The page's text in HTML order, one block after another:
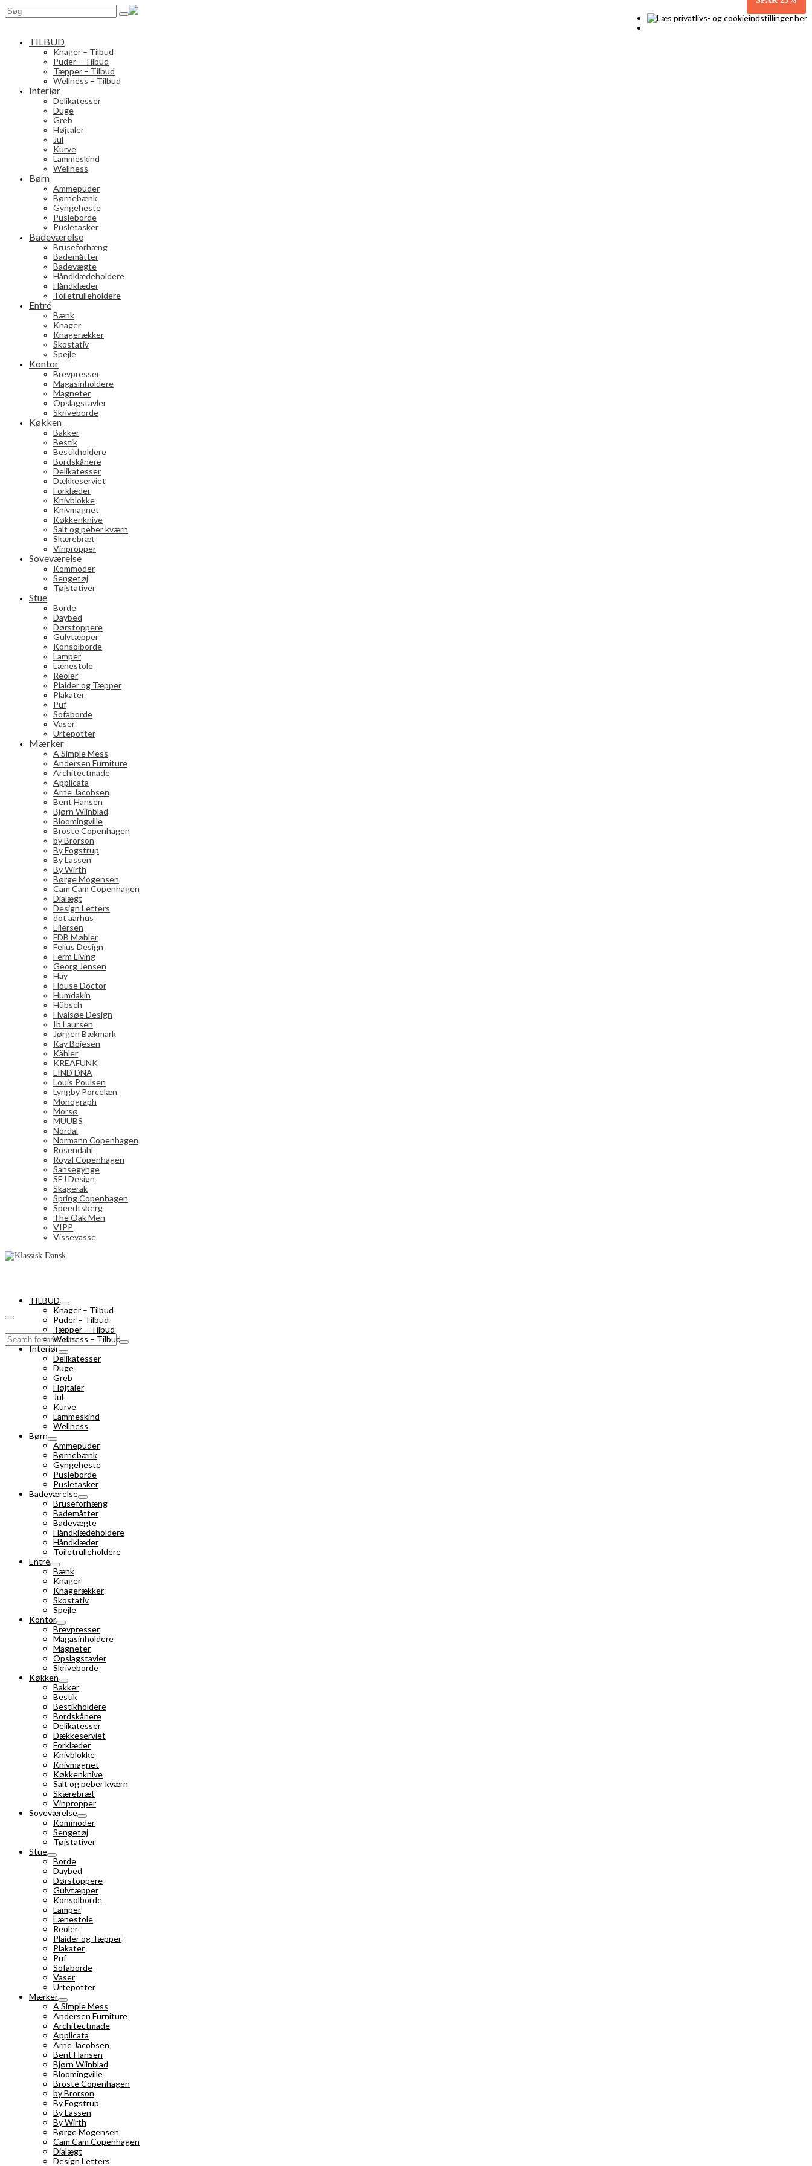
Search
for:
TILBUD
Knager – Tilbud
Puder – Tilbud
Tæpper – Tilbud
Wellness – Tilbud
Interiør
Delikatesser
Duge
Greb
Højtaler
Jul
Kurve
Lammeskind
Wellness
Børn
Ammepuder
Børnebænk
Gyngeheste
Pusleborde
Pusletasker
Badeværelse
Bruseforhæng
Bademåtter
Badevægte
Håndklædeholdere
Håndklæder
Toiletrulleholdere
Entré
Bænk
Knager
Knagerækker
Skostativ
Spejle
Kontor
Brevpresser
Magasinholdere
Magneter
Opslagstavler
Skriveborde
Køkken
Bakker
Bestik
Bestikholdere
Bordskånere
Delikatesser
Dækkeserviet
Forklæder
Knivblokke
Knivmagnet
Køkkenknive
Salt og peber kværn
Skærebræt
Vinpropper
Soveværelse
Kommoder
Sengetøj
Tøjstativer
Stue
Borde
Daybed
Dørstoppere
Gulvtæpper
Konsolborde
Lamper
Lænestole
Reoler
Plaider og Tæpper
Plakater
Puf
Sofaborde
Vaser
Urtepotter
Mærker
A Simple Mess
Andersen Furniture
Architectmade
Applicata
Arne Jacobsen
Bent Hansen
Bjørn Wiinblad
Bloomingville
Broste Copenhagen
by Brorson
By Fogstrup
By Lassen
By Wirth
Børge Mogensen
Cam Cam Copenhagen
Dialægt
Design Letters
dot aarhus
Eilersen
FDB Møbler
Felius Design
Ferm Living
Georg Jensen
Hay
House Doctor
Humdakin
Hübsch
Hvalsøe Design
Ib Laursen
Jørgen Bækmark
Kay Bojesen
Kähler
KREAFUNK
LIND DNA
Louis Poulsen
Lyngby Porcelæn
Monograph
Morsø
MUUBS
Nordal
Normann Copenhagen
Rosendahl
Royal Copenhagen
Sansegynge
SEJ Design
Skagerak
Spring Copenhagen
Speedtsberg
The Oak Men
VIPP
Vissevasse
Search
for:
TILBUD
Knager – Tilbud
Puder – Tilbud
Tæpper – Tilbud
Wellness – Tilbud
Interiør
Delikatesser
Duge
Greb
Højtaler
Jul
Kurve
Lammeskind
Wellness
Børn
Ammepuder
Børnebænk
Gyngeheste
Pusleborde
Pusletasker
Badeværelse
Bruseforhæng
Bademåtter
Badevægte
Håndklædeholdere
Håndklæder
Toiletrulleholdere
Entré
Bænk
Knager
Knagerækker
Skostativ
Spejle
Kontor
Brevpresser
Magasinholdere
Magneter
Opslagstavler
Skriveborde
Køkken
Bakker
Bestik
Bestikholdere
Bordskånere
Delikatesser
Dækkeserviet
Forklæder
Knivblokke
Knivmagnet
Køkkenknive
Salt og peber kværn
Skærebræt
Vinpropper
Soveværelse
Kommoder
Sengetøj
Tøjstativer
Stue
Borde
Daybed
Dørstoppere
Gulvtæpper
Konsolborde
Lamper
Lænestole
Reoler
Plaider og Tæpper
Plakater
Puf
Sofaborde
Vaser
Urtepotter
Mærker
A Simple Mess
Andersen Furniture
Architectmade
Applicata
Arne Jacobsen
Bent Hansen
Bjørn Wiinblad
Bloomingville
Broste Copenhagen
by Brorson
By Fogstrup
By Lassen
By Wirth
Børge Mogensen
Cam Cam Copenhagen
Dialægt
Design Letters